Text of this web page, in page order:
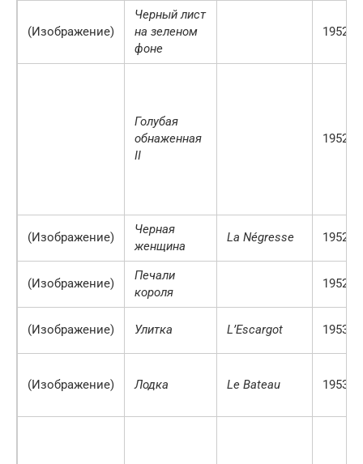
(Изображение)
Черный лист
на зеленом
фоне
1952 г.
Голубая
обнаженная
II
1952 г.
(Изображение)
Черная
женщина
La Négresse 1952/3
(Изображение)
Печали
короля
1952 г.
(Изображение) Улитка L’Escargot 1953 г.
(Изображение) Лодка Le Bateau 1953 г.